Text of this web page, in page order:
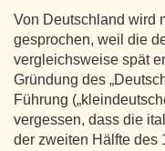
Von Deutschland wird
gesprochen, weil die
vergleichsweise spät
Gründung des
Führung
vergessen, dass die
der zweiten Hälfte des